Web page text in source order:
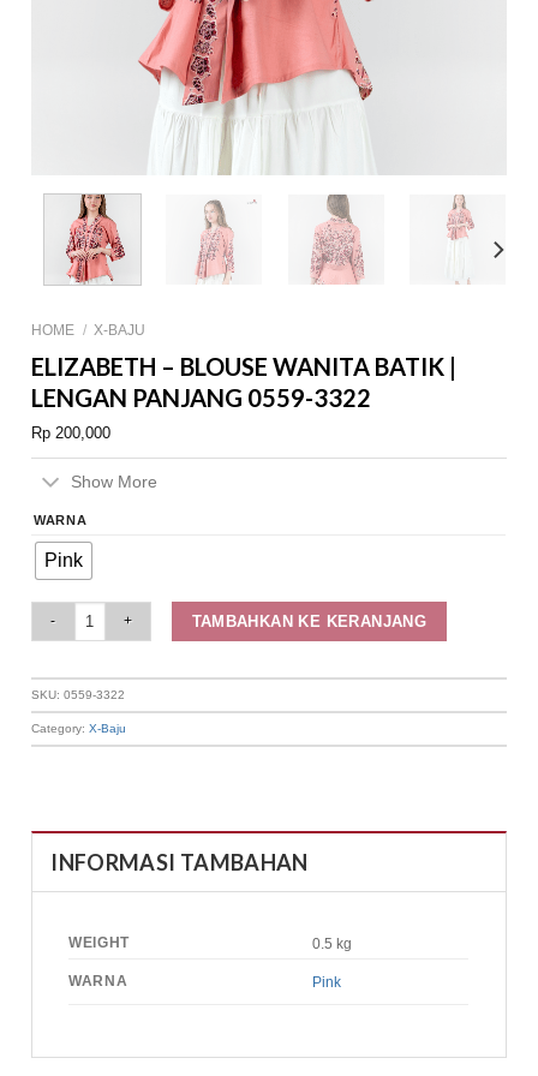
HOME / X-BAJU
ELIZABETH – BLOUSE WANITA BATIK |
LENGAN PANJANG 0559-3322
Rp 200,000
Show More
WARNA
Pink
TAMBAHKAN KE KERANJANG
SKU:0559-3322
Category:X-Baju
INFORMASI TAMBAHAN
WEIGHT 0.5 kg
WARNA Pink